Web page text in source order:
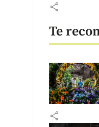
share
Te
share